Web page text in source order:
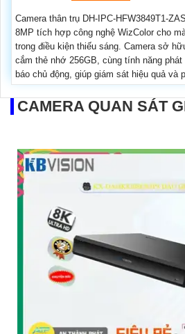
Camera thân trụ DH-IPC-HFW3849T1-
8MP tích hợp công nghệ WizColor cho
trong điều kiện thiếu sáng. Camera sở
cắm thẻ nhớ 256GB, cùng tính năng
báo chủ động, giúp giám sát hiệu quả và
CAMERA QUAN SÁT